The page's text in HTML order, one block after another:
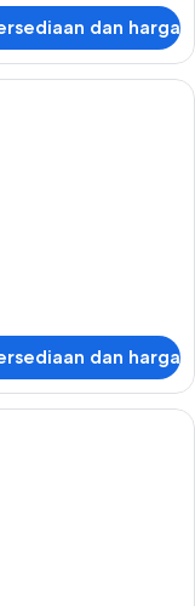
dan harga
meja kerja, dan Wi-
dan harga
meja kerja, dan Wi-